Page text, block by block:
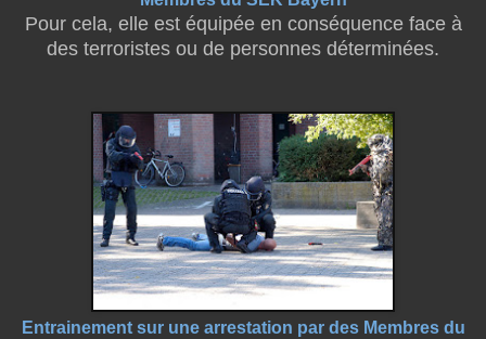
Pour cela, elle est équipée en conséquence face à
des terroristes ou de personnes déterminées.
Entrainement sur une arrestation par des Membres du